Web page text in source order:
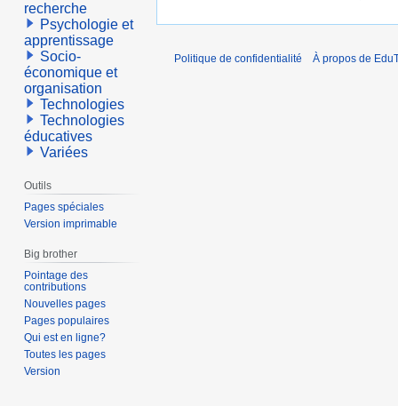
recherche
Psychologie et
apprentissage
Socio-
économique et
organisation
Technologies
Technologies
éducatives
Variées
Outils
Pages spéciales
Version imprimable
Big brother
Pointage des
contributions
Nouvelles pages
Pages populaires
Qui est en ligne?
Toutes les pages
Version
Politique de confidentialité À propos de